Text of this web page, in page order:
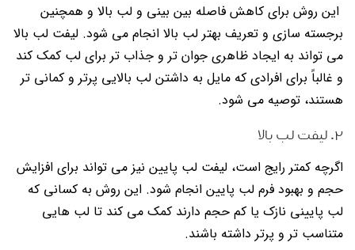
این روش برای کاهش فاصله بین بینی و لب بالا و همچنین
برجسته سازی و تعریف بهتر لب بالا انجام می شود. لیفت لب بالا
می تواند به ایجاد ظاهری جوان تر و جذاب تر برای لب کمک کند
و غالباً برای افرادی که مایل به داشتن لب بالایی پرتر و کمانی تر
هستند، توصیه می شود.
۲. لیفت لب بالا
اگرچه کمتر رایج است، لیفت لب پایین نیز می تواند برای افزایش
حجم و بهبود فرم لب پایین انجام شود. این روش به کسانی که
لب پایینی نازک یا کم حجم دارند کمک می کند تا لب هایی
متناسب تر و پرتر داشته باشند.